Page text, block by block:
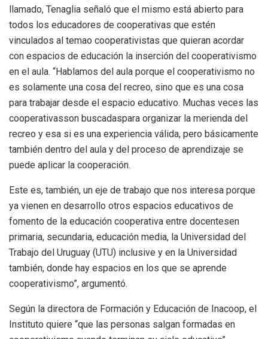
llamado, Tenaglia señaló que el mismo está abierto para
todos los educadores de cooperativas que estén
vinculados al temao cooperativistas que quieran acordar
con espacios de educación la inserción del cooperativismo
en el aula. “Hablamos del aula porque el cooperativismo no
es solamente una cosa del recreo, sino que es una cosa
para trabajar desde el espacio educativo. Muchas veces las
cooperativasson buscadaspara organizar la merienda del
recreo y esa si es una experiencia válida, pero básicamente
también dentro del aula y del proceso de aprendizaje se
puede aplicar la cooperación.
Este es, también, un eje de trabajo que nos interesa porque
ya vienen en desarrollo otros espacios educativos de
fomento de la educación cooperativa entre docentesen
primaria, secundaria, educación media, la Universidad del
Trabajo del Uruguay (UTU) inclusive y en la Universidad
también, donde hay espacios en los que se aprende
cooperativismo”, argumentó.
Según la directora de Formación y Educación de Inacoop, el
Instituto quiere “que las personas salgan formadas en